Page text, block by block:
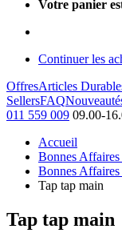
Votre panier
Continuer les
OffresArticles
SellersFAQ
011 559 009 09.00-
Accueil
Bonnes
Bonnes
Tap tap main
Tap tap main